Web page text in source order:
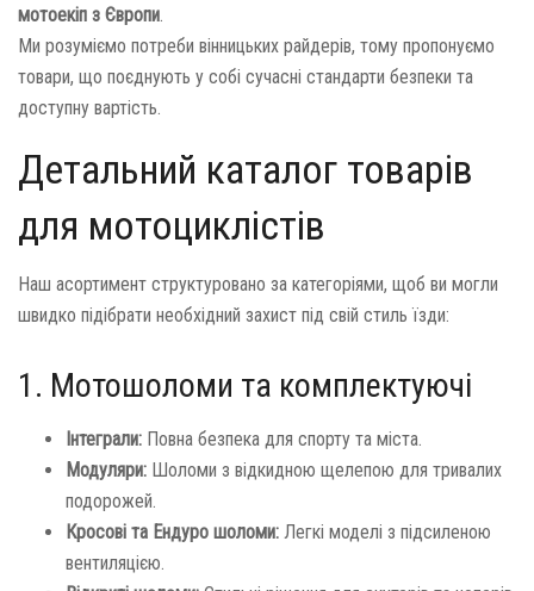
мотоекіп з Європи.
Ми розуміємо потреби вінницьких райдерів, тому пропонуємо
товари, що поєднують у собі сучасні стандарти безпеки та
доступну вартість.
Детальний каталог товарів
для мотоциклістів
Наш асортимент структуровано за категоріями, щоб ви могли
швидко підібрати необхідний захист під свій стиль їзди:
1. Мотошоломи та комплектуючі
Інтеграли: Повна безпека для спорту та міста.
Модуляри: Шоломи з відкидною щелепою для тривалих
подорожей.
Кросові та Ендуро шоломи: Легкі моделі з підсиленою
вентиляцією.